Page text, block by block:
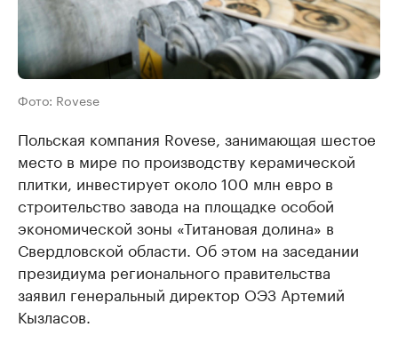
Фото: Rovese
Польская компания Rovese, занимающая шестое
место в мире по производству керамической
плитки, инвестирует около 100 млн евро в
строительство завода на площадке особой
экономической зоны «Титановая долина» в
Свердловской области. Об этом на заседании
президиума регионального правительства
заявил генеральный директор ОЭЗ Артемий
Кызласов.